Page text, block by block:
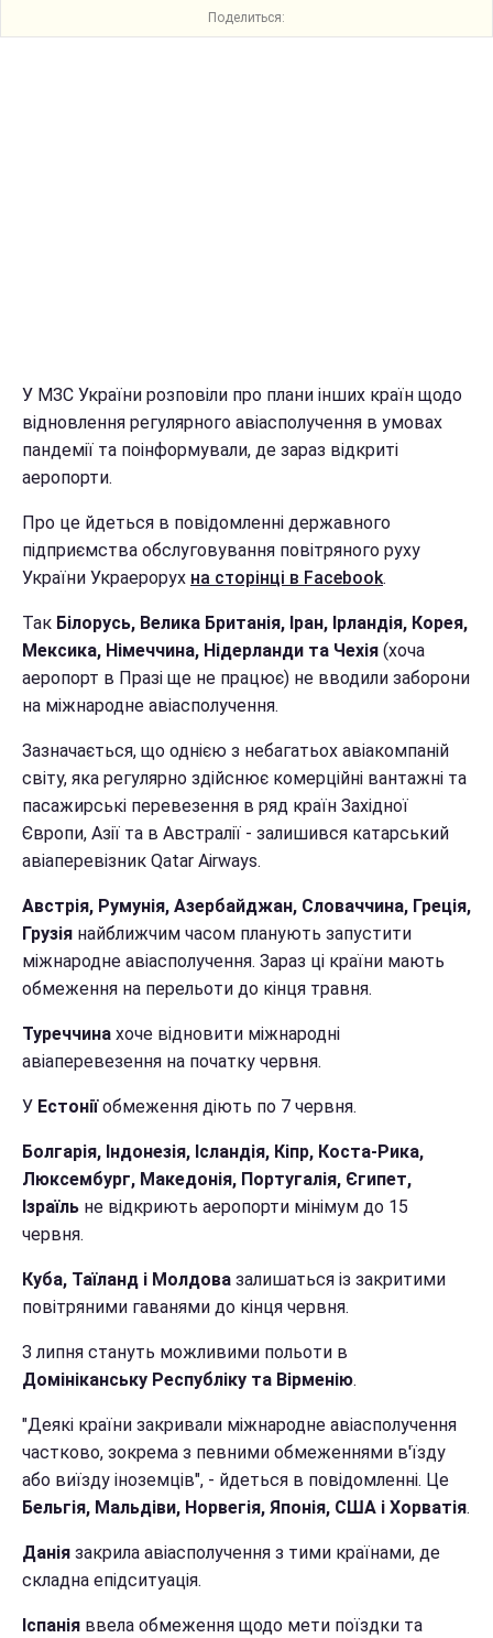
Поделиться:
У МЗС України розповіли про плани інших країн щодо
відновлення регулярного авіасполучення в умовах
пандемії та поінформували, де зараз відкриті
аеропорти.
Про це йдеться в повідомленні державного
підприємства обслуговування повітряного руху
України Украерорух на сторінці в Facebook.
Так Білорусь, Велика Британія, Іран, Ірландія, Корея,
Мексика, Німеччина, Нідерланди та Чехія (хоча
аеропорт в Празі ще не працює) не вводили заборони
на міжнародне авіасполучення.
Зазначається, що однією з небагатьох авіакомпаній
світу, яка регулярно здійснює комерційні вантажні та
пасажирські перевезення в ряд країн Західної
Європи, Азії та в Австралії - залишився катарський
авіаперевізник Qatar Airways.
Австрія, Румунія, Азербайджан, Словаччина, Греція,
Грузія найближчим часом планують запустити
міжнародне авіасполучення. Зараз ці країни мають
обмеження на перельоти до кінця травня.
Туреччина хоче відновити міжнародні
авіаперевезення на початку червня.
У Естоніїобмеження діють по 7 червня.
Болгарія, Індонезія, Ісландія, Кіпр, Коста-Рика,
Люксембург, Македонія, Португалія, Єгипет,
Ізраїль не відкриють аеропорти мінімум до 15
червня.
Куба, Таїланд і Молдова залишаться із закритими
повітряними гаванями до кінця червня.
З липня стануть можливими польоти в
Домініканську Республіку та Вірменію.
"Деякі країни закривали міжнародне авіасполучення
частково, зокрема з певними обмеженнями в'їзду
або виїзду іноземців", - йдеться в повідомленні. Це
Бельгія, Мальдіви, Норвегія, Японія, США і Хорватія.
Данія закрила авіасполучення з тими країнами, де
складна епідситуація.
Іспанія ввела обмеження щодо мети поїздки та